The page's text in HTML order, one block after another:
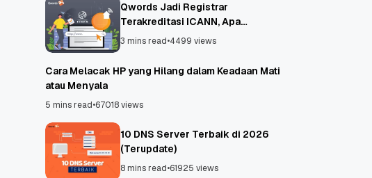
Qwords Jadi Registrar
Terakreditasi ICANN, Apa
Untungnya?
3 mins read•4499 views
Cara Melacak HP yang Hilang dalam Keadaan Mati
atau Menyala
5 mins read•67018 views
10 DNS Server Terbaik di 2026
(Terupdate)
8 mins read•61925 views